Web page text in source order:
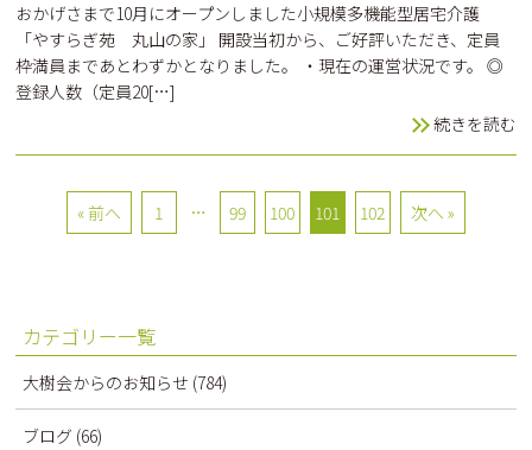
おかげさまで10月にオープンしました小規模多機能型居宅介護
「やすらぎ苑 丸山の家」 開設当初から、ご好評いただき、定員
枠満員まであとわずかとなりました。 ・現在の運営状況です。 ◎
登録人数（定員20[…]
続きを読む
« 前へ 1 … 99 100 101 102 次へ »
カテゴリー一覧
大樹会からのお知らせ (784)
ブログ (66)